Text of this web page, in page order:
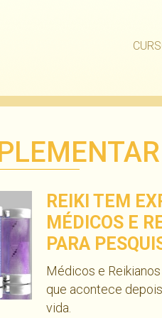
REIKI TEM
MÉDICOS E
PARA
Médicos e
que acontece
vida.